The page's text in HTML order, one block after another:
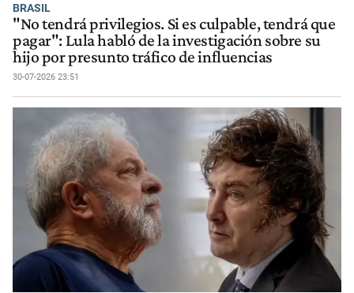
BRASIL
"No tendrá privilegios. Si es culpable, tendrá que
pagar": Lula habló de la investigación sobre su
hijo por presunto tráfico de influencias
30-07-2026 23:51